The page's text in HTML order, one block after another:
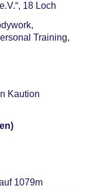
18 Loch
Training,
Kaution
1079m